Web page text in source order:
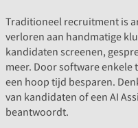
Traditioneel recruitment is
verloren aan handmatige
kandidaten screenen,
meer. Door software enkele
een hoop tijd besparen.
van kandidaten of een AI
beantwoordt.